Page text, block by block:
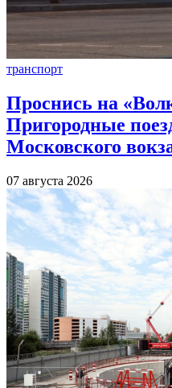
транспорт
Проснись на
Пригородные
Московского
07 августа 2026